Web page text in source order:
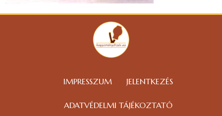
IMPRESSZUM JELENTKEZÉS
ADATVÉDELMI TÁJÉKOZTATÓ